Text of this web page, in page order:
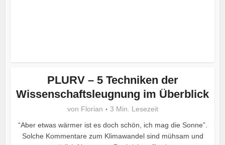
PLURV – 5 Techniken der
Wissenschaftsleugnung im Überblick
von Florian
3 Min. Lesezeit
“Aber etwas wärmer ist es doch schön, ich mag die Sonne”.
Solche Kommentare zum Klimawandel sind mühsam und